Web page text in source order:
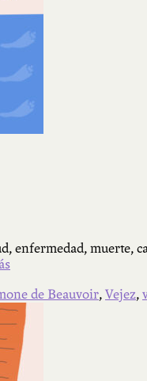
enfermedad, muerte,
de Beauvoir, Vejez,